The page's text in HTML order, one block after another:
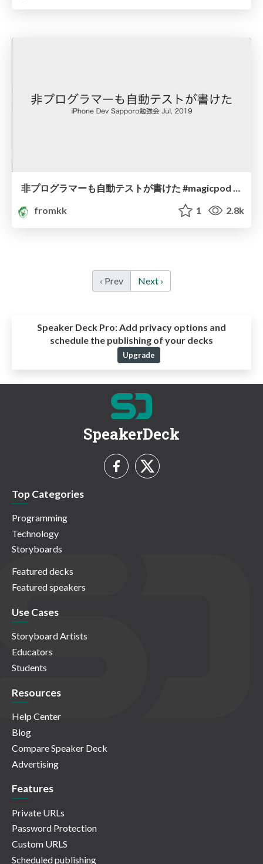
非プログラマーも自動テストが書けた #magicpod #devsap /non_programmer_could_write_ui_test
fromkk
1 2.8k
‹ Prev Next ›
Speaker Deck Pro:Add privacy options and
schedule the publishing of your decks
Upgrade
SpeakerDeck
Top Categories
Programming
Technology
Storyboards
Featured decks
Featured speakers
Use Cases
Storyboard Artists
Educators
Students
Resources
Help Center
Blog
Compare Speaker Deck
Advertising
Features
Private URLs
Password Protection
Custom URLS
Scheduled publishing